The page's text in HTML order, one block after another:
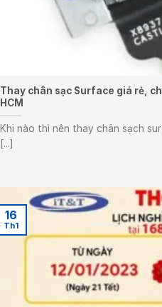
Thay chân sạc Surface giá rẻ,
HCM
Khi nào thì nên thay chân sạch
[...]
16
Th1